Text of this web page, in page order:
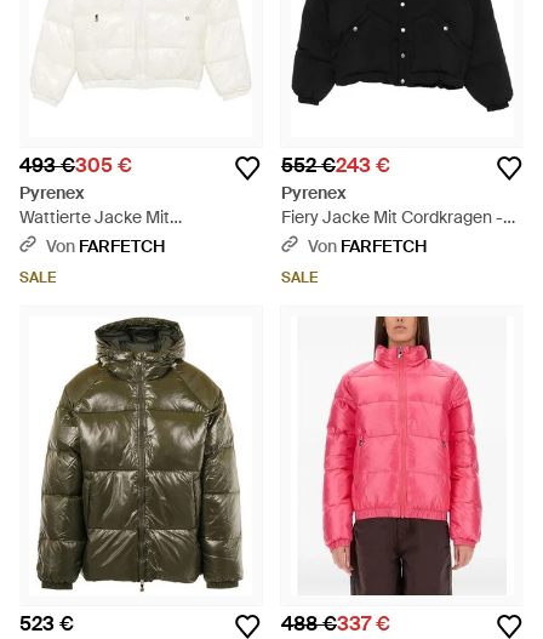
493 €305 €
Pyrenex
Wattierte Jacke Mit
Reißverschluss - Weiß
Von FARFETCH
SALE
552 €243 €
Pyrenex
Fiery Jacke Mit Cordkragen -
Schwarz
Von FARFETCH
SALE
523 € 488 €337 €